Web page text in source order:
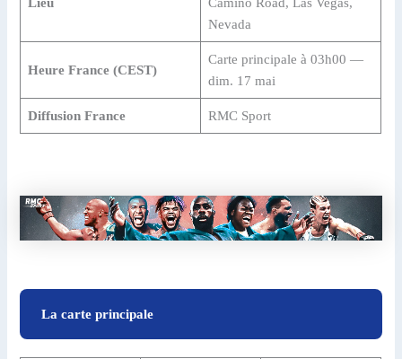
Nevada
Heure France (CEST)
Carte principale à 03h00 —
dim. 17 mai
Diffusion France RMC Sport
La carte principale